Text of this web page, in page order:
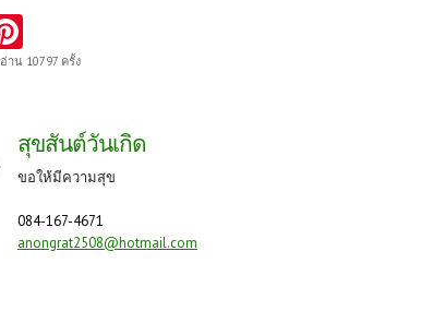
nt
es
t
อ่าน 10797 ครั้ง
สุขสันต์วันเกิด
ขอให้มีความสุข
084-167-4671
anongrat2508@hotmail.com